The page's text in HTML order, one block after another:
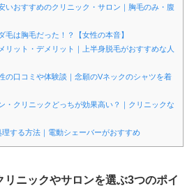
いおすすめのクリニック・サロン｜胸毛のみ・腹
毛は胸毛だった！？【女性の本音】
リット・デメリット｜上半身脱毛がおすすめな人
の口コミや体験談｜念願のVネックのシャツを着
・クリニックどっちが効果高い？｜クリニックな
する方法｜電動シェーバーがおすすめ
リニックやサロンを選ぶ3つのポイ